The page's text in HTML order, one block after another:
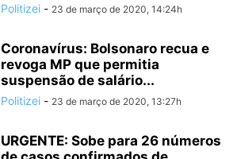
Politizei - 23 de março de 2020, 14:24h
Coronavírus: Bolsonaro recua e
revoga MP que permitia
suspensão de salário...
Politizei - 23 de março de 2020, 13:27h
URGENTE: Sobe para 26 números